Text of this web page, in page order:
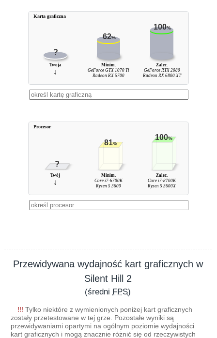
?
62%
100%
Twoja
↓
Minim.
GeForce GTX 1070 Ti
Radeon RX 5700
Zalec.
GeForce RTX 2080
Radeon RX 6800 XT
Karta graficzna
?
81%
100%
Twój
↓
Minim.
Core i7-6700K
Ryzen 5 3600
Zalec.
Core i7-8700K
Ryzen 5 3600X
Procesor
Przewidywana wydajność kart graficznych w
Silent Hill 2
(średni FPS)
!!! Tylko niektóre z wymienionych poniżej kart graficznych
zostały przetestowane w tej grze. Pozostałe wyniki są
przewidywaniami opartymi na ogólnym poziomie wydajności
kart graficznych i mogą znacznie różnić się od rzeczywistych